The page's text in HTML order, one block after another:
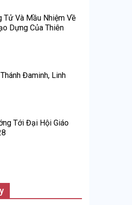
Tử Và Mầu Nhiệm Về
Dựng Của Thiên
Đaminh, Linh
Tới Đại Hội Giáo